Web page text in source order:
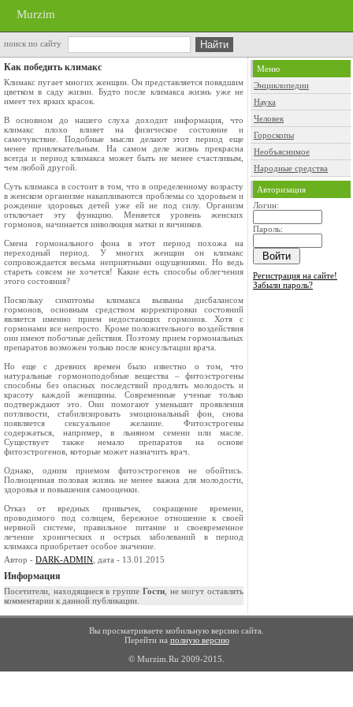
Murzim
поиск по сайту
Как победить климакс
Климакс пугает многих женщин. Он представляется повядшим
цветком в саду жизни. Будто после климакса жизнь уже не
имеет тех ярких красок.
В основном до нашего слуха доходит информация, что
климакс плохо влияет на физическое состояние и
самочувствие. Подобные мысли делают этот период еще
менее привлекательным. На самом деле жизнь прекрасна
всегда и период климакса может быть не менее счастливым,
чем любой другой.
Суть климакса в состоит в том, что в определенному возрасту
в женском организме накапливаются проблемы со здоровьем и
рождение здоровых детей уже ей не под силу. Организм
отключает эту функцию. Меняется уровень женских
гормонов, начинается инволюция матки и яичников.
Смена гормонального фона в этот период похожа на
переходный период. У многих женщин он климакс
сопровождается весьма неприятными ощущениями. Но ведь
стареть совсем не хочется! Какие есть способы облегчения
этого состояния?
Поскольку симптомы климакса вызваны дисбалансом
гормонов, основным средством корректировки состояний
является именно прием недостающих гормонов. Хотя с
гормонами все непросто. Кроме положительного воздействия
они имеют побочные действия. Поэтому прием гормональных
препаратов возможен только после консультации врача.
Но еще с древних времен было известно о том, что
натуральные гормоноподобные вещества – фитоэстрогены
способны без опасных последствий продлить молодость и
красоту каждой женщины. Современные ученые только
подтверждают это. Они помогают уменьшит проявления
потливости, стабилизировать эмоциональный фон, снова
появляется сексуальное желание. Фитоэстрогены
содержаться, например, в льняном семени или масле.
Существует также немало препаратов на основе
фитоэстрогенов, которые может назначить врач.
Однако, одним приемом фитоэстрогенов не обойтись.
Полноценная половая жизнь не менее важна для молодости,
здоровья и повышения самооценки.
Отказ от вредных привычек, сокращение времени,
проводимого под солнцем, бережное отношение к своей
нервной системе, правильное питание и своевременное
лечение хронических и острых заболеваний в период
климакса приобретает особое значение.
Автор - DARK-ADMIN , дата - 13.01.2015
Информация
Посетители, находящиеся в группе Гости, не могут оставлять
комментарии к данной публикации.
Меню
Энциклопедии
Наука
Человек
Гороскопы
Необъяснимое
Народные средства
Авторизация
Логин:
Пароль:
Регистрация на сайте!
Забыли пароль?
Вы просматриваете мобильную версию сайта.
Перейти на полную версию
© Murzim.Ru 2009-2015.